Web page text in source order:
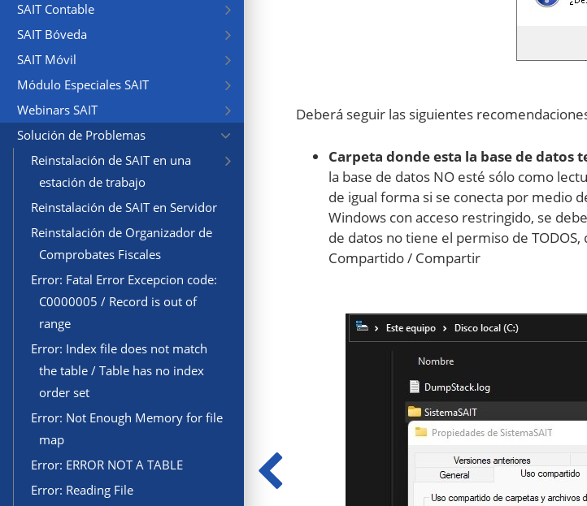
SAIT Contable
SAIT Bóveda
SAIT Móvil
Módulo Especiales SAIT
Webinars SAIT
Solución de Problemas
Reinstalación de SAIT en una
estación de trabajo
Reinstalación de SAIT en Servidor
Reinstalación de Organizador de
Comprobates Fiscales
Error: Fatal Error Excepcion code:
C0000005 / Record is out of
range
Error: Index file does not match
the table / Table has no index
order set
Error: Not Enough Memory for file
map
Error: ERROR NOT A TABLE
Error: Reading File
Deberá seguir las siguientes
Carpeta donde esta la base de datos
la base de datos NO esté sólo como
de igual forma si se conecta por medio
Windows con acceso restringido, se
de datos no tiene el permiso de
Compartido / Compartir